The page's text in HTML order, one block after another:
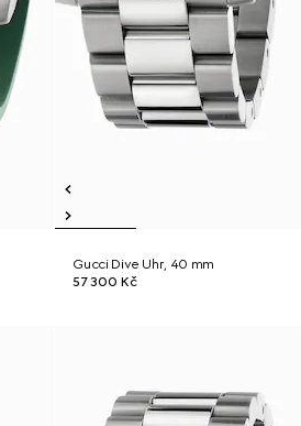
Gucci Dive Uhr, 40 mm
57 300 Kč